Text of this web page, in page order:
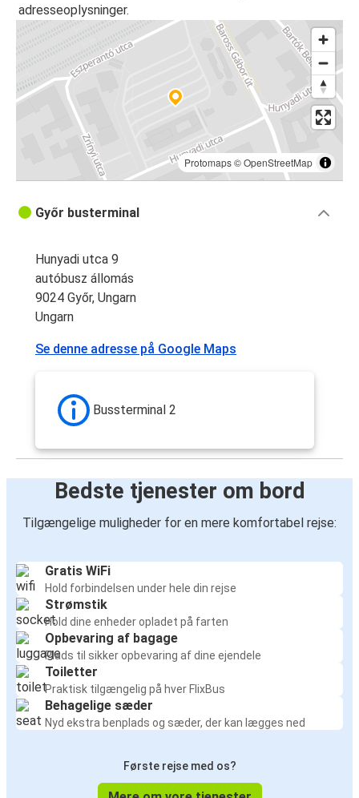
adresseoplysninger.
Protomaps©OpenStreetMap
Győr busterminal
Hunyadi utca 9
autóbusz állomás
9024 Győr, Ungarn
Ungarn
Se denne adresse på Google Maps
Bussterminal 2
Bedste tjenester om bord
Tilgængelige muligheder for en mere komfortabel rejse:
Gratis WiFi
Hold forbindelsen under hele din rejse
Strømstik
Hold dine enheder opladet på farten
Opbevaring af bagage
Plads til sikker opbevaring af dine ejendele
Toiletter
Praktisk tilgængelig på hver FlixBus
Behagelige sæder
Nyd ekstra benplads og sæder, der kan lægges ned
Første rejse med os?